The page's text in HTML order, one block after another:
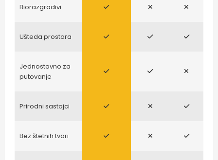
Biorazgradivi
Ušteda prostora
Jednostavno za
putovanje
Prirodni sastojci
Bez štetnih tvari